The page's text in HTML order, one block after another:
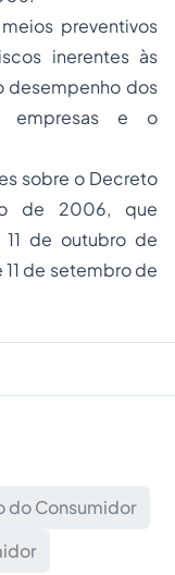
preventivos
inerentes às
desempenho dos
empresas e o
sobre o Decreto
de 2006, que
de outubro de
de setembro de
do Consumidor